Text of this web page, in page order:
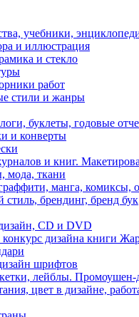
учебники,
и иллюстрация
и стекло
работ
стили и жанры
буклеты, годовые
и конверты
и книг.
мода, ткани
манга, комиксы,
брендинг, бренд бук
СD и DVD
дизайна книги
шрифтов
лейблы.
цвет в дизайне,